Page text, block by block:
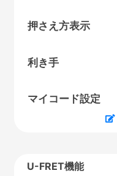
押さえ方表示
利き手
マイコード設定
U-FRET機能